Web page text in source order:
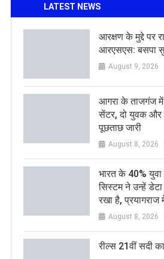
LATEST NEWS
आरक्षण के मुद्दे पर
आरएसएस: बसपा
August 9, 2026
आगरा के ताजगंज में
सेंटर, दो युवक और
पूछताछ जारी
August 8, 2026
भारत के 40% युवा
सिस्टम ने उन्हें
रखा है, प्रयागराज
August 8, 2026
रील्स 21वीं सदी